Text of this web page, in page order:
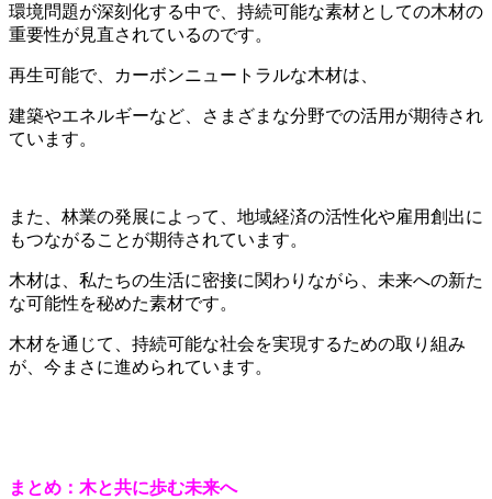
環境問題が深刻化する中で、持続可能な素材としての木材の
重要性が見直されているのです。
再生可能で、カーボンニュートラルな木材は、
建築やエネルギーなど、さまざまな分野での活用が期待され
ています。
また、林業の発展によって、地域経済の活性化や雇用創出に
もつながることが期待されています。
木材は、私たちの生活に密接に関わりながら、未来への新た
な可能性を秘めた素材です。
木材を通じて、持続可能な社会を実現するための取り組み
が、今まさに進められています。
まとめ：木と共に歩む未来へ